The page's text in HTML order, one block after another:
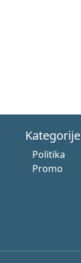
Kategorije
Politika
Promo